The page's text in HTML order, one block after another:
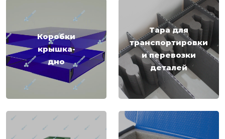
Коробки
крышка-
дно
Тара для
транспортировки
и перевозки
деталей